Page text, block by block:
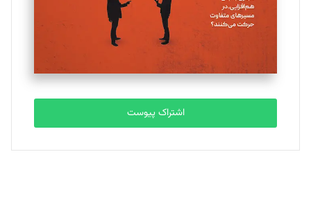
تحریریه
مصطفی مسجدی آرانی
تحریریه
بابک نقاش
تحریریه
اشتراک پیوست